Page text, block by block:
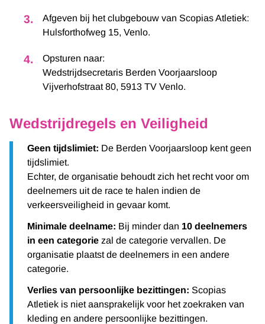
Afgeven bij het clubgebouw van Scopias Atletiek:
Hulsforthofweg 15, Venlo.
Opsturen naar:
Wedstrijdsecretaris Berden Voorjaarsloop
Vijverhofstraat 80, 5913 TV Venlo.
Wedstrijdregels en Veiligheid
Geen tijdslimiet: De Berden Voorjaarsloop kent geen
tijdslimiet.
Echter, de organisatie behoudt zich het recht voor om
deelnemers uit de race te halen indien de
verkeersveiligheid in gevaar komt.
Minimale deelname: Bij minder dan 10 deelnemers
in een categorie zal de categorie vervallen. De
organisatie plaatst de deelnemers in een andere
categorie.
Verlies van persoonlijke bezittingen: Scopias
Atletiek is niet aansprakelijk voor het zoekraken van
kleding en andere persoonlijke bezittingen.